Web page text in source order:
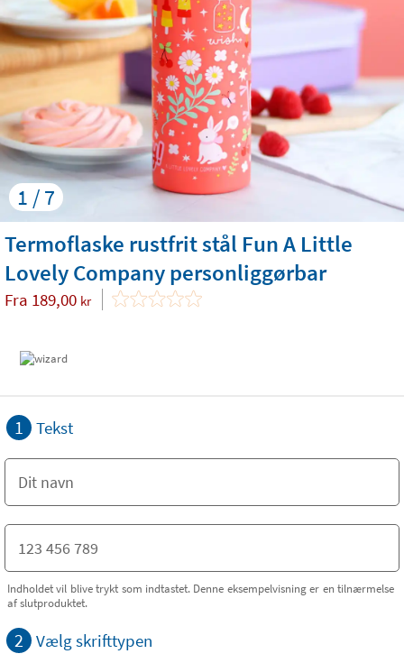
1 / 7
Termoflaske rustfrit stål Fun A Little
Lovely Company personliggørbar
Fra 189,00 kr
1 Tekst
Indholdet vil blive trykt som indtastet. Denne eksempelvisning er en tilnærmelse
af slutproduktet.
2 Vælg skrifttypen